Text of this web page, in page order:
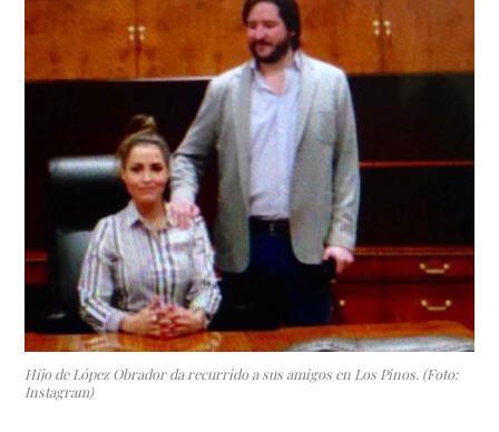
Hijo de López Obrador da recurrido a sus amigos en Los Pinos. (Foto:
Instagram)